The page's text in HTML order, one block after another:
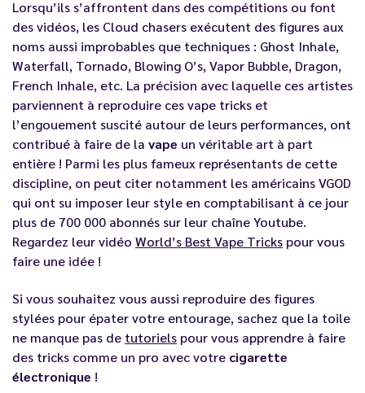
Lorsqu’ils s’affrontent dans des compétitions ou font
des vidéos, les Cloud chasers exécutent des figures aux
noms aussi improbables que techniques : Ghost Inhale,
Waterfall, Tornado, Blowing O’s, Vapor Bubble, Dragon,
French Inhale, etc. La précision avec laquelle ces artistes
parviennent à reproduire ces vape tricks et
l’engouement suscité autour de leurs performances, ont
contribué à faire de la vape un véritable art à part
entière ! Parmi les plus fameux représentants de cette
discipline, on peut citer notamment les américains VGOD
qui ont su imposer leur style en comptabilisant à ce jour
plus de 700 000 abonnés sur leur chaîne Youtube.
Regardez leur vidéo World’s Best Vape Tricks pour vous
faire une idée !
Si vous souhaitez vous aussi reproduire des figures
stylées pour épater votre entourage, sachez que la toile
ne manque pas de tutoriels pour vous apprendre à faire
des tricks comme un pro avec votre cigarette
électronique !